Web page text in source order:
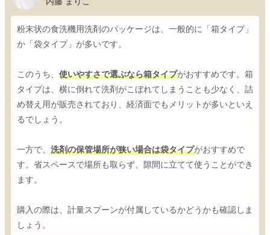
粉末状の食洗機用洗剤のパッケージは、一般的に「箱タイプ」
か「袋タイプ」が多いです。
このうち、 使いやすさで選ぶなら箱タイプがおすすめです。箱
タイプは、横に倒れて洗剤がこぼれてしまうことも少なく、詰
め替え用が販売されており、経済面でもメリットが多いといえ
るでしょう。
一方で、 洗剤の保管場所が狭い場合は袋タイプがおすすめで
す。省スペースで場所も取らず、隙間に立てて使うことができ
ます。
購入の際は、計量スプーンが付属しているかどうかも確認しま
しょう。